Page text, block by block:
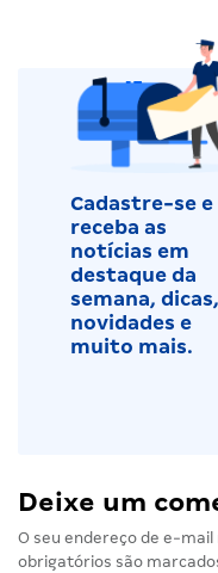
Cadastre-se e
receba as
notícias em
destaque da
semana, dicas,
novidades e
muito mais.
Deixe um
O seu endereço de e-mail
obrigatórios são